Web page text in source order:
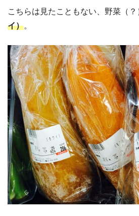
こちらは見たこともない、野菜（？
イ）。